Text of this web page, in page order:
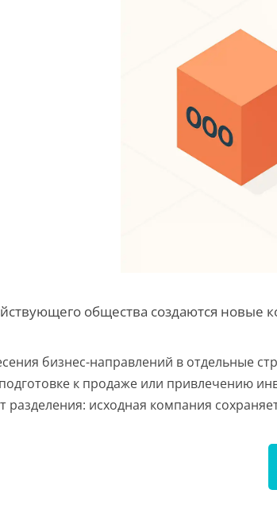
общества создаются новые
бизнес-направлений в отдельные
к продаже или привлечению
разделения: исходная компания